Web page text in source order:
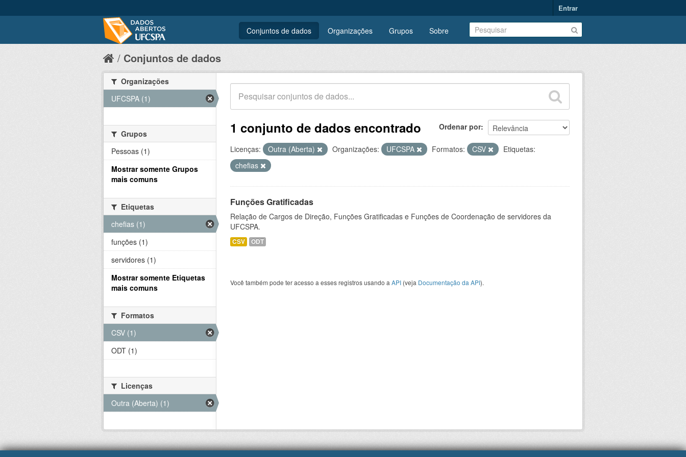
Entrar
Conjuntos de dados Organizações Grupos Sobre
Conjuntos de dados
Ordenar por
1 conjunto de dados encontrado
Licenças: Outra (Aberta) Organizações: UFCSPA Formatos: CSV
Etiquetas:
chefias
Funções Gratificadas
Relação de Cargos de Direção, Funções Gratificadas e Funções de Coordenação de servidores da
UFCSPA.
CSV ODT
Você também pode ter acesso a esses registros usando a API (veja Documentação da API).
Organizações
UFCSPA (1)
Grupos
Pessoas (1)
Mostrar somente Grupos
mais comuns
Etiquetas
chefias (1)
funções (1)
servidores (1)
Mostrar somente Etiquetas
mais comuns
Formatos
CSV (1)
ODT (1)
Licenças
Outra (Aberta) (1)